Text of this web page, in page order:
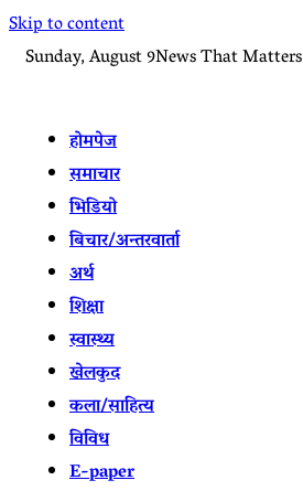
Skip to content
Sunday, August 9News That Matters
होमपेज
समाचार
भिडियो
बिचार/अन्तरवार्ता
अर्थ
शिक्षा
स्वास्थ्य
खेलकुद
कला/साहित्य
विविध
E-paper